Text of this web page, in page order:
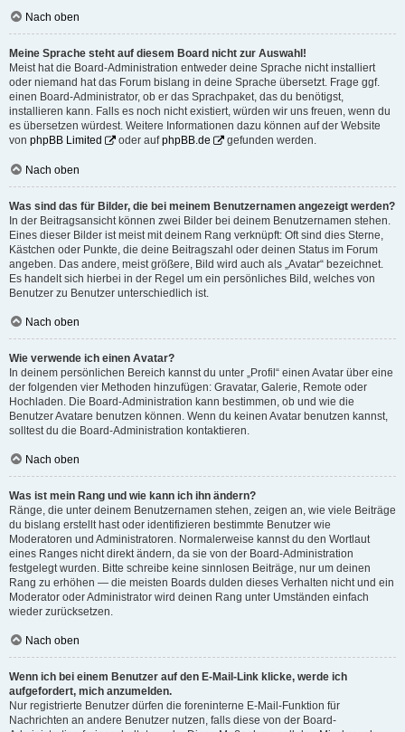
Nach oben
Meine Sprache steht auf diesem Board nicht zur Auswahl!
Meist hat die Board-Administration entweder deine Sprache nicht installiert
oder niemand hat das Forum bislang in deine Sprache übersetzt. Frage ggf.
einen Board-Administrator, ob er das Sprachpaket, das du benötigst,
installieren kann. Falls es noch nicht existiert, würden wir uns freuen, wenn du
es übersetzen würdest. Weitere Informationen dazu können auf der Website
von phpBB Limited oder aufphpBB.de gefunden werden.
Nach oben
Was sind das für Bilder, die bei meinem Benutzernamen angezeigt werden?
In der Beitragsansicht können zwei Bilder bei deinem Benutzernamen stehen.
Eines dieser Bilder ist meist mit deinem Rang verknüpft: Oft sind dies Sterne,
Kästchen oder Punkte, die deine Beitragszahl oder deinen Status im Forum
angeben. Das andere, meist größere, Bild wird auch als „Avatar“ bezeichnet.
Es handelt sich hierbei in der Regel um ein persönliches Bild, welches von
Benutzer zu Benutzer unterschiedlich ist.
Nach oben
Wie verwende ich einen Avatar?
In deinem persönlichen Bereich kannst du unter „Profil“ einen Avatar über eine
der folgenden vier Methoden hinzufügen: Gravatar, Galerie, Remote oder
Hochladen. Die Board-Administration kann bestimmen, ob und wie die
Benutzer Avatare benutzen können. Wenn du keinen Avatar benutzen kannst,
solltest du die Board-Administration kontaktieren.
Nach oben
Was ist mein Rang und wie kann ich ihn ändern?
Ränge, die unter deinem Benutzernamen stehen, zeigen an, wie viele Beiträge
du bislang erstellt hast oder identifizieren bestimmte Benutzer wie
Moderatoren und Administratoren. Normalerweise kannst du den Wortlaut
eines Ranges nicht direkt ändern, da sie von der Board-Administration
festgelegt wurden. Bitte schreibe keine sinnlosen Beiträge, nur um deinen
Rang zu erhöhen — die meisten Boards dulden dieses Verhalten nicht und ein
Moderator oder Administrator wird deinen Rang unter Umständen einfach
wieder zurücksetzen.
Nach oben
Wenn ich bei einem Benutzer auf den E-Mail-Link klicke, werde ich
aufgefordert, mich anzumelden.
Nur registrierte Benutzer dürfen die foreninterne E-Mail-Funktion für
Nachrichten an andere Benutzer nutzen, falls diese von der Board-